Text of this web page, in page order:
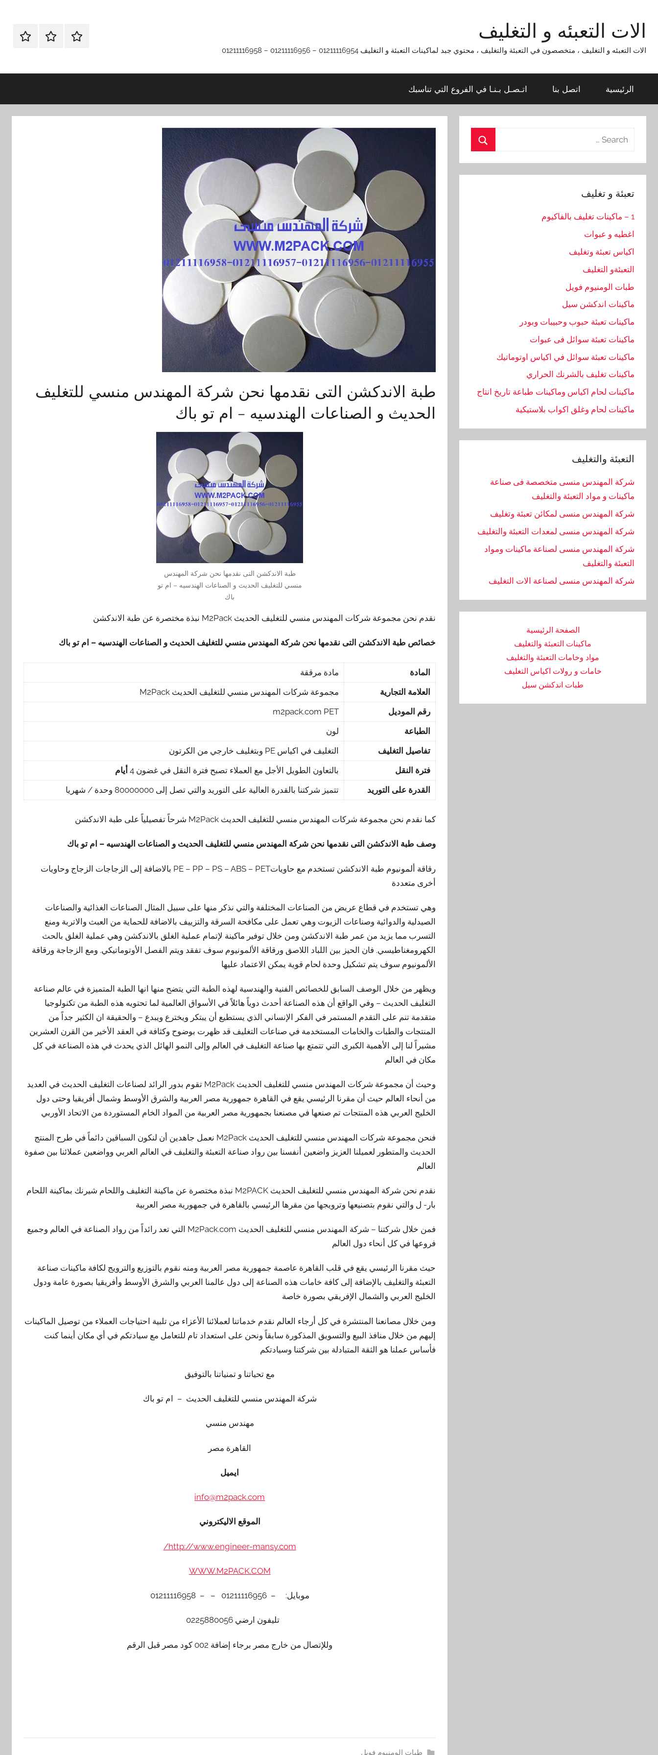
contentالات التعبئه و التغليف
الات التعبئه و التغليف ، متخصصون في التعبئة والتغليف ، محتوي جبد لماكينات التعبئة و التغليف 01211116954 – 01211116956 – 01211116958
الرئيسيةاتصل
اتـصـل
تناسبك
الرئيسية اتصل بنا اتـصـل بـنـا في الفروع التي تناسبك
طبة الاندكشن التى نقدمها نحن شركة المهندس منسي للتغليف
الحديث و الصناعات الهندسيه – ام تو باك
طبة الاندكشن التى نقدمها نحن شركة المهندس
منسي للتغليف الحديث و الصناعات الهندسيه – ام تو
باك
نقدم نحن مجموعة شركات المهندس منسي للتغليف الحديث M2Pack نبذة مختصرة عن طبة الاندكشن
خصائص طبة الاندكشن التى نقدمها نحن شركة المهندس منسي للتغليف الحديث و الصناعات الهندسيه – ام تو باك
المادة
مادة مرققة
العلامة التجارية
مجموعة شركات المهندس منسي للتغليف الحديث M2Pack
رقم الموديل
m2pack.com PET
الطباعة
لون
تفاصيل التغليف
التغليف في اكياس PE وبتغليف خارجي من الكرتون
فترة النقل
بالتعاون الطويل الأجل مع العملاء تصبح فترة النقل في غضون 4
أيام
القدرة على التوريد
تتميز شركتنا بالقدرة العالية على التوريد والتي تصل إلى 80000000 وحدة / شهريا
كما نقدم نحن مجموعة شركات المهندس منسي للتغليف الحديث M2Pack شرحاً تفصيلياً على طبة الاندكشن
وصف طبة الاندكشن التى نقدمها نحن شركة المهندس منسي للتغليف الحديث و الصناعات الهندسيه – ام تو باك
رقاقة ألمونيوم طبة الاندكشن تستخدم مع حاوياتPE – PP – PS – ABS – PET بالاضافة إلى الزجاجات الزجاج وحاويات
أخرى متعددة
وهي تستخدم في قطاع عريض من الصناعات المختلفة والتي نذكر منها على سبيل المثال الصناعات الغذائية والصناعات
الصيدلية والدوائية وصناعات الزيوت وهي تعمل على مكافحة السرقة والتزييف بالاضافة للحماية من العبث والاتربة ومنع
التسرب مما يزيد من عمر طبة الاندكشن ومن خلال توفير ماكينة لإتمام عملية الغلق بالاندكشن وهي عملية الغلق بالحث
الكهرومغناطيسي. فان الحيز بين اللباد اللاصق ورقاقة الألمونيوم سوف تفقد ويتم الفصل الأوتوماتيكي. ومع الزجاجة ورقاقة
الألمونيوم سوف يتم تشكيل وحدة لحام قوية يمكن الاعتماد عليها
ويظهر من خلال الوصف السابق للخصائص الفنية والهندسية لهذه الطبة التي يتضح منها انها الطبة المتميزة في عالم صناعة
التغليف الحديث – وفي الواقع أن هذه الصناعة أحدث دوياً هائلاً في الأسواق العالمية لما تحتويه هذه الطبة من تكنولوجيا
متقدمة تنم على التقدم المستمر في الفكر الإنساني الذي يستطيع أن يبتكر ويخترع ويبدع – والحقيقة ان الكثير جداً من
المنتجات والطبات والخامات المستخدمة في صناعات التغليف قد ظهرت بوضوح وكثافة في العقد الأخير من القرن العشرين
مشيراً لنا إلى الأهمية الكبرى التي تتمتع بها صناعة التغليف في العالم وإلى النمو الهائل الذي يحدث في هذه الصناعة في كل
مكان في العالم
وحيث أن مجموعة شركات المهندس منسي للتغليف الحديث M2Pack تقوم بدور الرائد لصناعات التغليف الحديث في العديد
من أنحاء العالم حيث أن مقرنا الرئيسي يقع في القاهرة جمهورية مصر العربية والشرق الأوسط وشمال أفريقيا وحتى دول
الخليج العربي هذه المنتجات تم صنعها في مصنعنا بجمهورية مصر العربية من المواد الخام المستوردة من الاتحاد الأوربي
فنحن مجموعة شركات المهندس منسي للتغليف الحديث M2Pack نعمل جاهدين أن لنكون السباقين دائماً في طرح المنتج
الحديث والمتطور لعميلنا العزيز واضعين أنفسنا بين رواد صناعة التعبئة والتغليف في العالم العربي وواضعين عملائنا بين صفوة
العالم
نقدم نحن شركة المهندس منسي للتغليف الحديث M2PACK نبذة مختصرة عن ماكينة التغليف واللحام شيرنك بماكينة اللحام
بار- ل والتي نقوم بتصنيعها وترويجها من مقرها الرئيسي بالقاهرة في جمهورية مصر العربية
فمن خلال شركتنا – شركة المهندس منسي للتغليف الحديث M2Pack.com التي تعد رائداً من رواد الصناعة في العالم وجميع
فروعها في كل أنحاء دول العالم
حيث مقرنا الرئيسي يقع في قلب القاهرة عاصمة جمهورية مصر العربية ومنه نقوم بالتوزيع والترويج لكافة ماكينات صناعة
التعبئة والتغليف بالإضافة إلى كافة خامات هذه الصناعة إلى دول عالمنا العربي والشرق الأوسط وأفريقيا بصورة عامة ودول
الخليج العربي والشمال الإفريقي بصورة خاصة
ومن خلال مصانعنا المنتشرة في كل أرجاء العالم نقدم خدماتنا لعملائنا الأعزاء من تلبية احتياجات العملاء من توصيل الماكينات
إليهم من خلال منافذ البيع والتسويق المذكورة سابقاً ونحن على استعداد تام للتعامل مع سيادتكم في أي مكان أينما كنت
فأساس عملنا هو الثقة المتبادلة بين شركتنا وسيادتكم
مع تحياتنا و تمنياتنا بالتوفيق
شركة المهندس منسي للتغليف الحديث – ام تو باك
مهندس منسي
القاهرة مصر
ايميل
info@m2pack.com
الموقع الاليكتروني
http://www.engineer-mansy.com/
WWW.M2PACK.COM
موبايل: – 01211116956 – – 01211116958
تليفون ارضي 0225880056
وللإتصال من خارج مصر برجاء إضافة 002 كود مصر قبل الرقم
طبات الومنيوم فويل
Search
تعبئة و تغليف
1 – ماكينات تغليف بالفاكيوم
اغطيه و عبوات
اكياس تعبئة وتغليف
التعبئةو التغليف
طبات الومنيوم فويل
ماكينات اندكشن سيل
ماكينات تعبئة حبوب وحبيبات وبودر
ماكينات تعبئة سوائل فى عبوات
ماكينات تعبئة سوائل في اكياس اوتوماتيك
ماكينات تغليف بالشرنك الحراري
ماكينات لحام اكياس وماكينات طباعة تاريخ انتاج
ماكينات لحام وغلق اكواب بلاستيكية
التعبئة والتغليف
شركة المهندس منسى متخصصة فى صناعة
ماكينات و مواد التعبئة والتغليف
شركة المهندس منسى لمكائن تعبئة وتغليف
شركة المهندس منسى لمعدات التعبئة والتغليف
شركة المهندس منسى لصناعة ماكينات ومواد
التعبئة والتغليف
‏شركة المهندس منسى لصناعة الات التغليف
الصفحة الرئيسية
ماكينات التعبئة والتغليف
مواد وخامات التعبئة والتغليف
خامات و رولات اكياس التغليف
طبات اندكشن سيل